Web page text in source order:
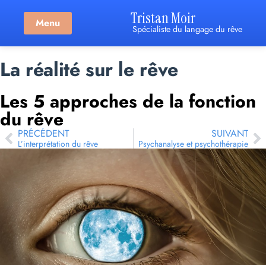
Menu Tristan Moir
Spécialiste du langage du rêve
La réalité sur le rêve
Les 5 approches de la fonction
du rêve
PRÉCÉDENT
L’interprétation du rêve
SUIVANT
Psychanalyse et psychothérapie